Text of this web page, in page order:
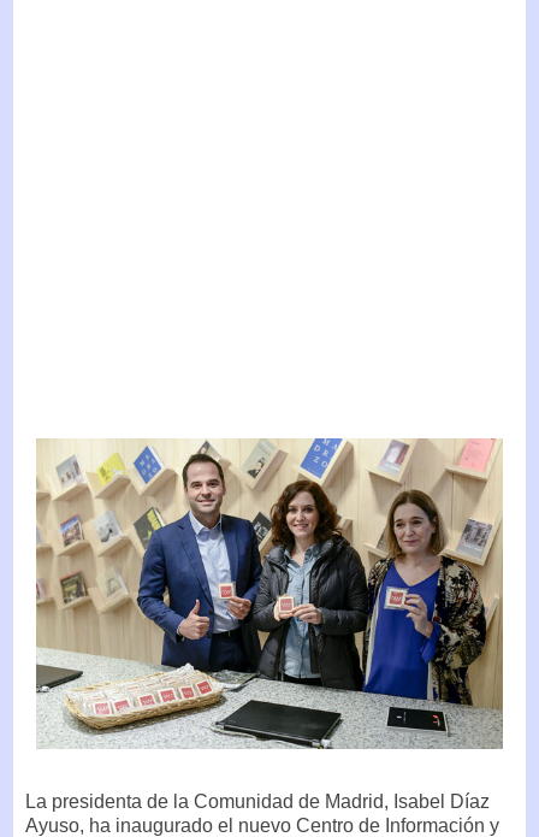
La presidenta de la Comunidad de Madrid, Isabel Díaz
Ayuso, ha inaugurado el nuevo Centro de Información y